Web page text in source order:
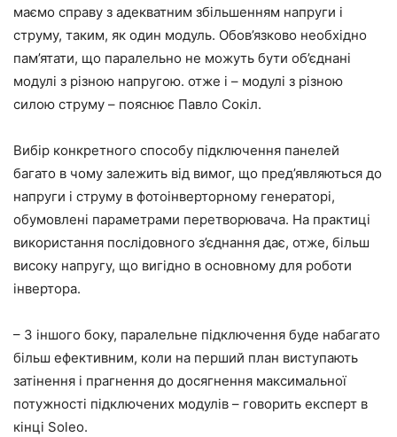
маємо справу з адекватним збільшенням напруги і
струму, таким, як один модуль. Обов’язково необхідно
пам’ятати, що паралельно не можуть бути об’єднані
модулі з різною напругою. отже і – модулі з різною
силою струму – пояснює Павло Сокіл.
Вибір конкретного способу підключення панелей
багато в чому залежить від вимог, що пред’являються до
напруги і струму в фотоінверторному генераторі,
обумовлені параметрами перетворювача. На практиці
використання послідовного з’єднання дає, отже, більш
високу напругу, що вигідно в основному для роботи
інвертора.
– З іншого боку, паралельне підключення буде набагато
більш ефективним, коли на перший план виступають
затінення і прагнення до досягнення максимальної
потужності підключених модулів – говорить експерт в
кінці Soleo.